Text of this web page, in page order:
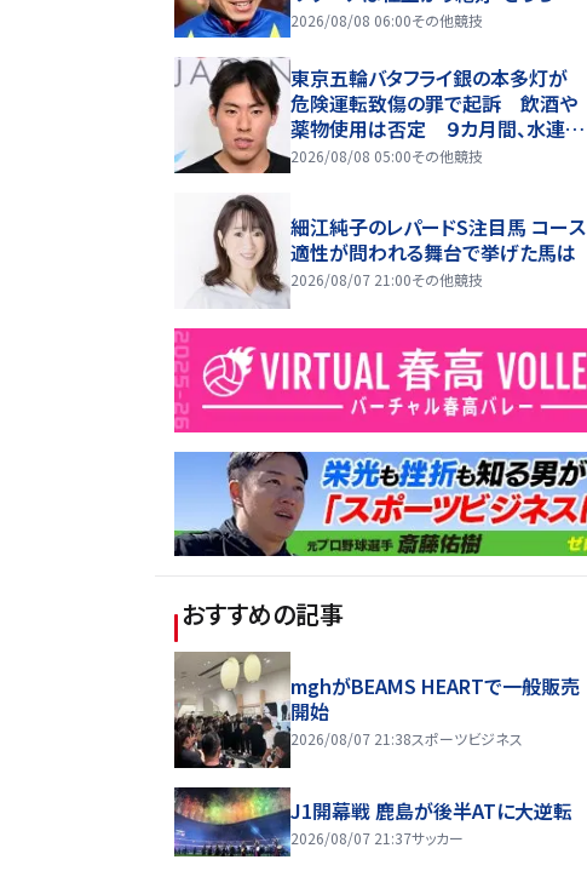
決めたいですね」
2026/08/08 06:00その他競技
東京五輪バタフライ銀の本多灯が
危険運転致傷の罪で起訴 飲酒や
薬物使用は否定 ９カ月間、水連に
報告せず アジア大会など辞退
2026/08/08 05:00その他競技
細江純子のレパードS注目馬 コース
適性が問われる舞台で挙げた馬は
2026/08/07 21:00その他競技
おすすめの記事
mghがBEAMS HEARTで一般販売
開始
2026/08/07 21:38スポーツビジネス
J1開幕戦 鹿島が後半ATに大逆転
2026/08/07 21:37サッカー